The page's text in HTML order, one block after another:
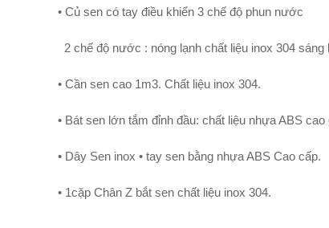
• Củ sen có tay điều khiển 3 chế độ phun nước
2 chế độ nước : nóng lạnh chất liệu inox 304 sáng
• Cần sen cao 1m3. Chất liệu inox 304.
• Bát sen lớn tắm đỉnh đầu: chất liệu nhựa ABS cao
• Dây Sen inox • tay sen bằng nhựa ABS Cao cấp.
• 1cặp Chân Z bắt sen chất liệu inox 304.